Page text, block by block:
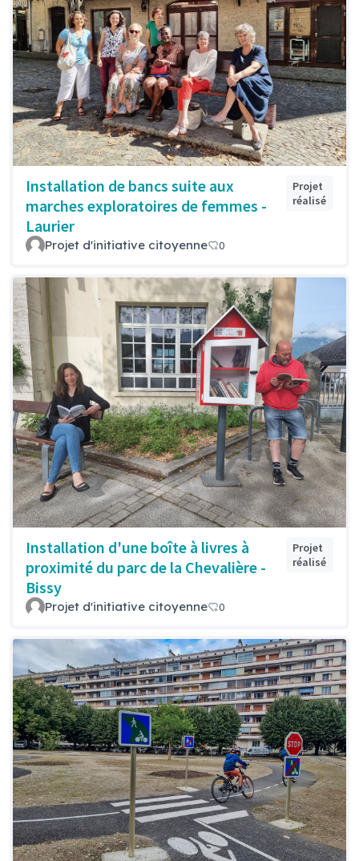
Installation de bancs suite aux
marches exploratoires de femmes -
Laurier
Projet
réalisé
Projet d'initiative citoyenne 0
Installation d'une boîte à livres à
proximité du parc de la Chevalière -
Bissy
Projet
réalisé
Projet d'initiative citoyenne 0